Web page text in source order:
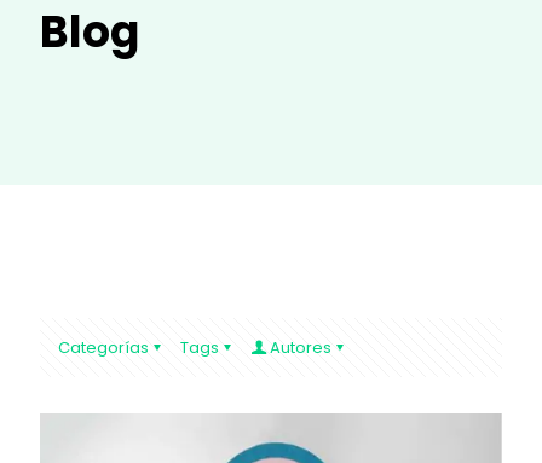
Blog
Categorías Tags Autores